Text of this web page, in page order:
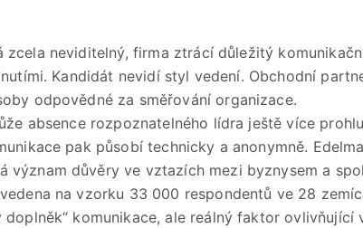
zcela neviditelný, firma ztrácí důležitý
Kandidát nevidí styl vedení. Obchodní
odpovědné za směřování organizace.
absence rozpoznatelného lídra ještě více
pak působí technicky a anonymně.
význam důvěry ve vztazích mezi byznysem a
na vzorku 33 000 respondentů ve 28
doplněk“ komunikace, ale reálný faktor ovlivňující